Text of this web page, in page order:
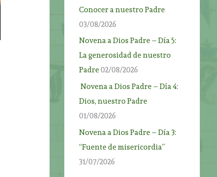
Conocer a nuestro Padre
03/08/2026
Novena a Dios Padre – Día 5:
La generosidad de nuestro
Padre 02/08/2026
Novena a Dios Padre – Día 4:
Dios, nuestro Padre
01/08/2026
Novena a Dios Padre – Día 3:
“Fuente de misericordia”
31/07/2026